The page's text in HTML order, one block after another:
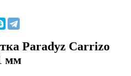
Paradyz Carrizo
мм